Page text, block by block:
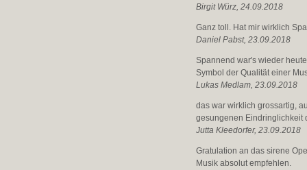
Birgit Würz, 24.09.2018
Ganz toll. Hat mir wirklich
Daniel Pabst, 23.09.2018
Spannend war's wieder
Symbol der Qualität einer
Lukas Medlam, 23.09.2018
das war wirklich grossartig,
gesungenen Eindringlichkeit
Jutta Kleedorfer, 23.09.2018
Gratulation an das sirene
Musik absolut empfehlen.